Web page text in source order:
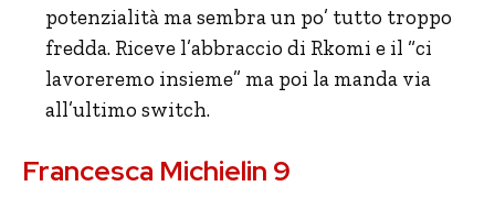
potenzialità ma sembra un po’ tutto troppo
fredda. Riceve l’abbraccio di Rkomi e il “ci
lavoreremo insieme” ma poi la manda via
all’ultimo switch.
Francesca Michielin 9